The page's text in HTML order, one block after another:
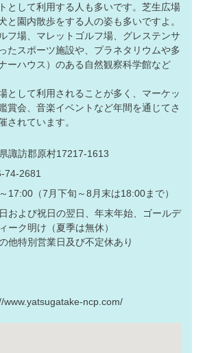
として利用する人も多いです。芝生広場
と園内散歩をする人の姿も多いですよ。
フ場、マレットゴルフ場、グレステンサ
たスポーツ施設や、プラネタリウムや多
ーハウス）のある自然観察科学館など
として利用されることが多く、マーケッ
賞会、音楽イベントなど年間を通じてさ
されています。
諏訪郡原村17217-1613
74-2681
17:00（7月下旬～8月末は18:00まで）
および祝日の翌日、年末年始、ゴールデ
ーク明け（夏季は無休）
他特別営業日及び不定休あり
www.yatsugatake-ncp.com/